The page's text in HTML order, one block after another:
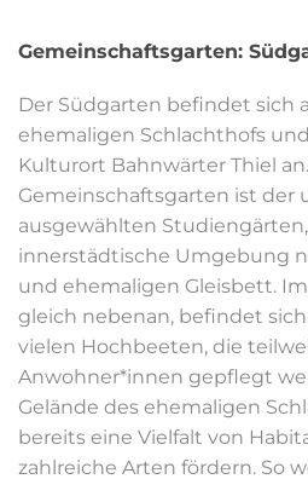
Gemeinschaftsgarten:
Der Südgarten befindet sich
ehemaligen Schlachthofs
Kulturort Bahnwärter Thiel
Gemeinschaftsgarten ist der
ausgewählten
innerstädtische Umgebung
und ehemaligen Gleisbett.
gleich nebenan, befindet
vielen Hochbeeten, die
Anwohner*innen gepflegt
Gelände des ehemaligen
bereits eine Vielfalt von
zahlreiche Arten fördern. So